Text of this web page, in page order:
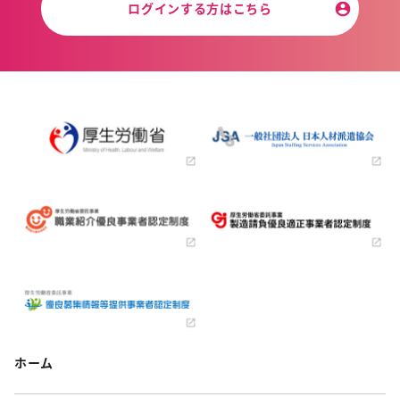
ログインする方はこちら
ホーム